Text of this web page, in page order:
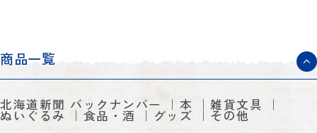
商品一覧
北海道新聞 バックナンバー 本 雑貨文具
ぬいぐるみ 食品・酒 グッズ その他